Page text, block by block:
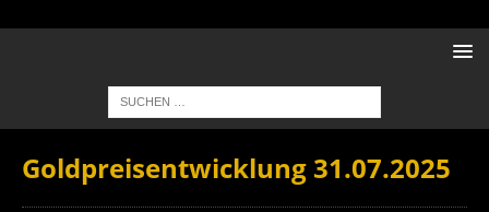
Goldpreisentwicklung 31.07.2025